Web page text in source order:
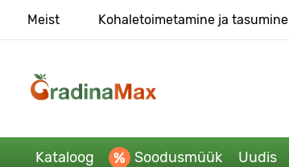
Meist Kohaletoimetamine ja tasumine
Kataloog Soodusmüük Uudis